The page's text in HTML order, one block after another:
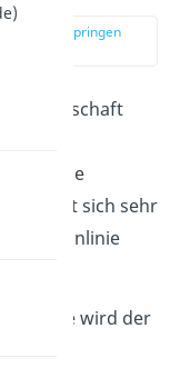
im Video springen
Eigenschaft
und eine
lässt sich sehr
Kennlinie
wird der